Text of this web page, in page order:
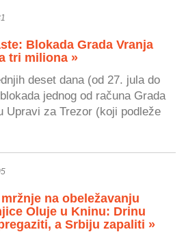
Blokada Grada Vranja
tri miliona »
deset dana (od 27. jula do
jednog od računa Grada
Upravi za Trezor (koji podleže
na obeležavanju
Oluje u Kninu: Drinu
a Srbiju zapaliti »